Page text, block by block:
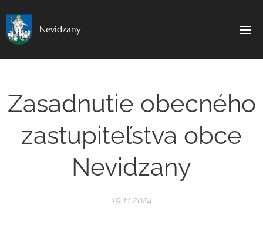
Nevidzany
Zasadnutie obecného
zastupiteľstva obce
Nevidzany
19.11.2024